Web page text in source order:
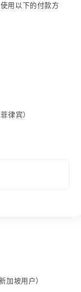
用以下的付款方
律宾）
加坡用户）